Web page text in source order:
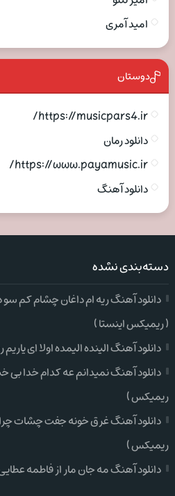
امید آمری
دوستان
https://musicpars4.ir/
دانلود رمان
https://www.payamusic.ir/
دانلود آهنگ
دسته‌بندی نشده
دانلود آهنگ ریه ام داغان چشام کم
( ریمیکس اینستا )
دانلود آهنگ الینده الیمده اولا ای
دانلود آهنگ نمیدانم عه کدام خدا بی
ریمیکس )
دانلود آهنگ غرق خونه جفت چشات
ریمیکس )
دانلود آهنگ مه جان مار از فاطمه